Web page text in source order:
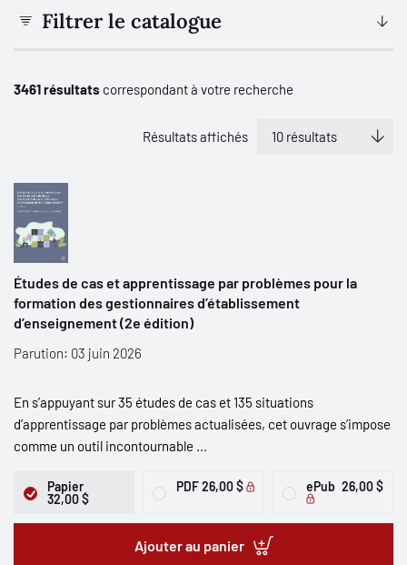
Filtrer le catalogue
3461 résultats correspondant à votre recherche
Résultats affichés
Études de cas et apprentissage par problèmes pour la
formation des gestionnaires d’établissement
d’enseignement (2e édition)
Parution: 03 juin 2026
En s’appuyant sur 35 études de cas et 135 situations
d’apprentissage par problèmes actualisées, cet ouvrage s’impose
comme un outil incontournable ...
Papier
32,00 $
PDF26,00 $ ePub 26,00 $
Ajouter au panier